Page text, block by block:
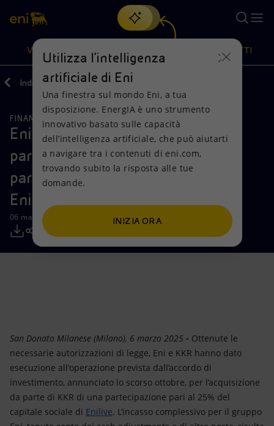
Cerca
scopri EnergIA, la nostra nuova soluzione di intelligenza
artificiale.
VISIONE
Visione
Mission e valori
Persone e Partnership
Net Zero
Modello satellitare
Scenari energetici
Azioni
Diversificazione energetica
Tecnologie per la transizione
Collaborazioni per l'innovazione
Attività nel mondo
PRODOTTI
Prodotti
Casa
Imprese
Mobilità
Indietro Media Comunicati Stampa
FINANZA, STRATEGIA E REPORT
Eni: perfezionata l’acquisizione da
parte di KKR di una partecipazione
pari al 25% del capitale sociale di
Enilive
06 marzo 2025 - 13:02 CET
San Donato Milanese (Milano), 6 marzo 2025 - Ottenute le
necessarie autorizzazioni di legge, Eni e KKR hanno dato
esecuzione all'operazione prevista dall’accordo di
investimento, annunciato lo scorso ottobre, per l’acquisizione
da parte di KKR di una partecipazione pari al 25% del
capitale sociale di Enilive. L’incasso complessivo per il gruppo
Utilizza l'intelligenza
artificiale di Eni
Una finestra sul mondo Eni, a tua
disposizione. EnergIA è uno strumento
innovativo basato sulle capacità
dell’intelligenza artificiale, che può aiutarti
a navigare tra i contenuti di eni.com,
trovando subito la risposta alle tue
domande.
INIZIA ORA